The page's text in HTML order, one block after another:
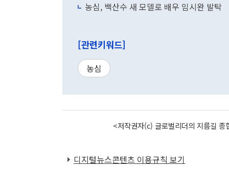
농심, 백산수 새 모델로 배우 임시완 발탁
[관련키워드]
농심
<저작권자(c) 글로벌리더의 지름길
디지털뉴스콘텐츠 이용규칙 보기